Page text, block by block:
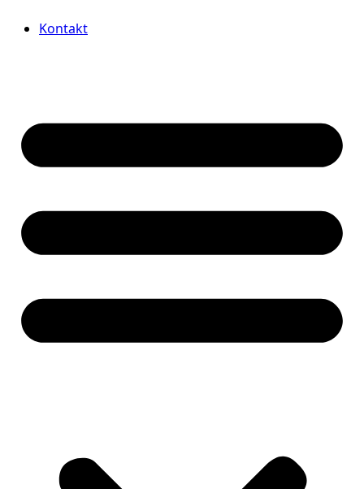
Kontakt